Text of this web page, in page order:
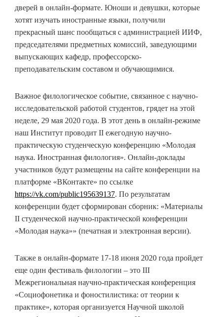
дверей в онлайн-формате. Юноши и девушки, которые
хотят изучать иностранные языки, получили
прекрасный шанс пообщаться с администрацией ИИФ,
председателями предметных комиссий, заведующими
выпускающих кафедр, профессорско-
преподавательским составом и обучающимися.
Важное филологическое событие, связанное с научно-
исследовательской работой студентов, грядет на этой
неделе, 29 мая 2020 года. В этот день в онлайн-режиме
наш Институт проводит II ежегодную научно-
практическую студенческую конференцию «Молодая
наука. Иностранная филология». Онлайн-доклады
участников будут размещены на сайте конференции на
платформе «ВКонтакте» по ссылке
https://vk.com/public195639137. По результатам
конференции будет сформирован сборник: «Материалы
II студенческой научно-практической конференции
«Молодая наука»» (печатная и электронная версии).
Также в онлайн-формате 17-18 июня 2020 года пройдет
еще один фестиваль филологии – это III
Межрегиональная научно-практическая конференция
«Социофонетика и фоностилистика: от теории к
практике», которая организуется Научной школой